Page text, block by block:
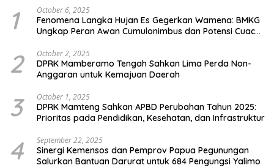
1 October 6, 2025
Fenomena Langka Hujan Es Gegerkan Wamena: BMKG
Ungkap Peran Awan Cumulonimbus dan Potensi Cuaca
2 October 2, 2025
DPRK Mamberamo Tengah Sahkan Lima Perda Non-
Anggaran untuk Kemajuan Daerah
3 October 1, 2025
DPRK Mamteng Sahkan APBD Perubahan Tahun 2025:
Prioritas pada Pendidikan, Kesehatan, dan Infrastruktur
4 September 22, 2025
Sinergi Kemensos dan Pemprov Papua Pegunungan
Salurkan Bantuan Darurat untuk 684 Pengungsi Yalimo